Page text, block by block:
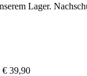
Lager.
€ 39,90